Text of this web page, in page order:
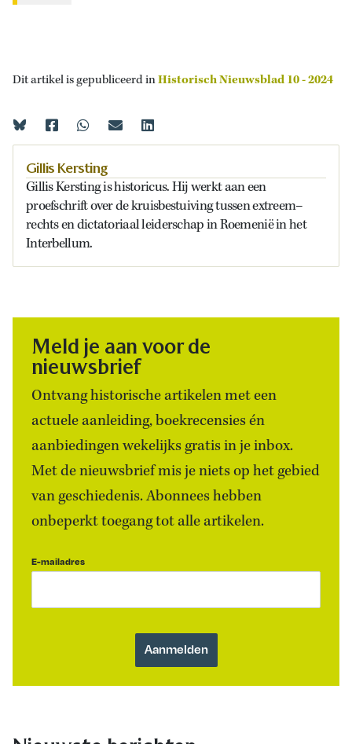
Dit artikel is gepubliceerd inHistorisch Nieuwsblad 10 - 2024
Gillis Kersting
GillisKerstingis historicus.Hij werkt aan een
proefschrift over de kruisbestuiving tussenextreem–
rechtsen dictatoriaal leiderschap in Roemeniëinhet
Interbellum.
Meld je aan voor de
nieuwsbrief
Ontvang historische artikelen met een
actuele aanleiding, boekrecensies én
aanbiedingen wekelijks gratis in je inbox.
Met de nieuwsbrief mis je niets op het gebied
van geschiedenis. Abonnees hebben
onbeperkt toegang tot alle artikelen.
E-mailadres